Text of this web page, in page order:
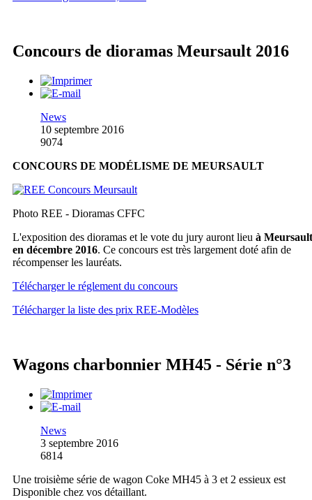
Concours de dioramas Meursault 2016
News
10 septembre 2016
9074
CONCOURS DE MODÉLISME DE MEURSAULT
Photo REE - Dioramas CFFC
L'exposition des dioramas et le vote du jury auront lieu à Meursault
en décembre 2016. Ce concours est très largement doté afin de
récompenser les lauréats.
Télécharger le réglement du concours
Télécharger la liste des prix REE-Modèles
Wagons charbonnier MH45 - Série n°3
News
3 septembre 2016
6814
Une troisième série de wagon Coke MH45 à 3 et 2 essieux est
Disponible chez vos détaillant.